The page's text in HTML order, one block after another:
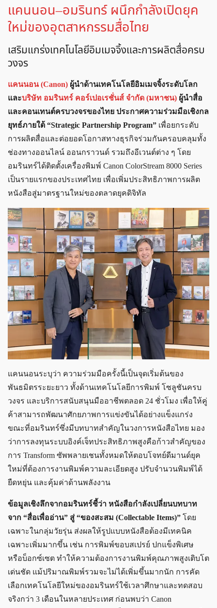
แคนนอน–อมรินทร์ ผนึกกำลังเปิดยุค
ใหม่ของอุตสาหกรรมสื่อไทย
เสริมแกร่งเทคโนโลยีอิมเมจจิ้งและการผลิตสื่อครบ
วงจร
แคนนอน (Canon) ผู้นำด้านเทคโนโลยีอิมเมจจิ้งระดับโลก
และบริษัท อมรินทร์ คอร์เปอเรชั่นส์ จำกัด (มหาชน) ผู้นำสื่อ
และคอนเทนต์ครบวงจรของไทย ประกาศความร่วมมือเชิงกล
ยุทธ์ภายใต้ “Strategic Partnership Program” เพื่อยกระดับ
การผลิตสื่อและต่อยอดโอกาสทางธุรกิจร่วมกันครอบคลุมทั้ง
ช่องทางออนไลน์ ออนกราวนด์ รวมถึงอีเวนต์ต่าง ๆ โดย
อมรินทร์ได้ติดตั้งเครื่องพิมพ์ Canon ColorStream 8000 Series
เป็นรายแรกของประเทศไทย เพื่อเพิ่มประสิทธิภาพการผลิต
หนังสือสู่มาตรฐานใหม่ของตลาดยุคดิจิทัล
แคนนอนระบุว่า ความร่วมมือครั้งนี้เป็นจุดเริ่มต้นของ
พันธมิตรระยะยาว ทั้งด้านเทคโนโลยีการพิมพ์ โซลูชันครบ
วงจร และบริการสนับสนุนมืออาชีพตลอด 24 ชั่วโมง เพื่อให้คู่
ค้าสามารถพัฒนาศักยภาพการแข่งขันได้อย่างแข็งแกร่ง
ขณะที่อมรินทร์ซึ่งมีบทบาทสำคัญในวงการหนังสือไทย มอง
ว่าการลงทุนระบบอิงค์เจ็ทประสิทธิภาพสูงคือก้าวสำคัญของ
การ Transform ซัพพลายเชนทั้งหมดให้ตอบโจทย์ดีมานด์ยุค
ใหม่ที่ต้องการงานพิมพ์ความละเอียดสูง ปรับจำนวนพิมพ์ได้
ยืดหยุ่น และคุ้มค่าด้านพลังงาน
ข้อมูลเชิงลึกจากอมรินทร์ชี้ว่า หนังสือกำลังเปลี่ยนบทบาท
จาก “สื่อเพื่ออ่าน” สู่ “ของสะสม (Collectable Items)” โดย
เฉพาะในกลุ่มวัยรุ่น ส่งผลให้รูปแบบหนังสือต้องมีเทคนิค
เฉพาะเพิ่มมากขึ้น เช่น การพิมพ์ขอบสเปรย์ ปกแข็งพิเศษ
หรือบ็อกซ์เซต ทำให้ความต้องการงานพิมพ์คุณภาพสูงเติบโต
เด่นชัด แม้ปริมาณพิมพ์รวมจะไม่ได้เพิ่มขึ้นมากนัก การคัด
เลือกเทคโนโลยีใหม่ของอมรินทร์ใช้เวลาศึกษาและทดสอบ
จริงกว่า 3 เดือนในหลายประเทศ ก่อนพบว่า Canon